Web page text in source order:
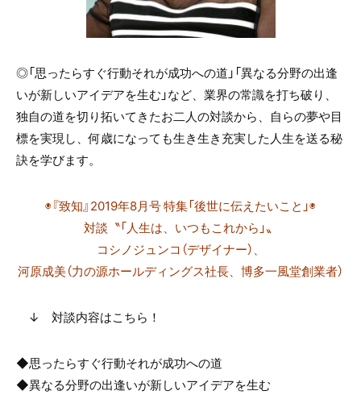
◎「思ったらすぐ行動それが成功への道」「異なる分野の出逢
いが新しいアイデアを生む」など、業界の常識を打ち破り、
独自の道を切り拓いてきたお二人の対談から、自らの夢や目
標を実現し、何歳になっても生き生き充実した人生を送る秘
訣を学びます。
◉『致知』2019年8月号 特集「後世に伝えたいこと」◉
対談〝「人生は、いつもこれから」〟
コシノジュンコ（デザイナー）、
河原成美（力の源ホールディングス社長、博多一風堂創業者）
↓ 対談内容はこちら！
◆思ったらすぐ行動それが成功への道
◆異なる分野の出逢いが新しいアイデアを生む